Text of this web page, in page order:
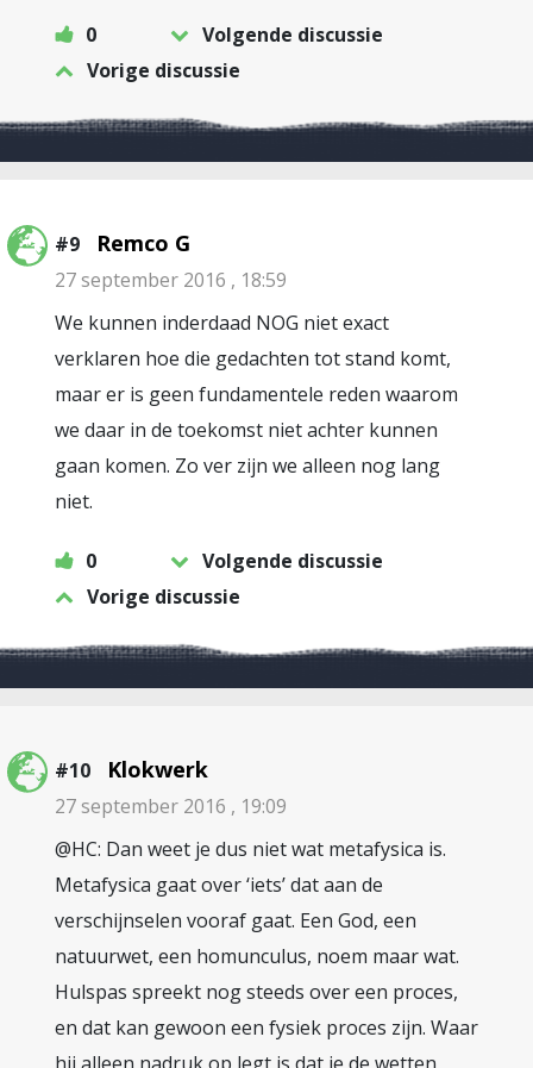
0
Volgende discussie
Vorige discussie
#9 Remco G
27 september 2016 , 18:59
We kunnen inderdaad NOG niet exact
verklaren hoe die gedachten tot stand komt,
maar er is geen fundamentele reden waarom
we daar in de toekomst niet achter kunnen
gaan komen. Zo ver zijn we alleen nog lang
niet.
0
Volgende discussie
Vorige discussie
#10 Klokwerk
27 september 2016 , 19:09
@HC: Dan weet je dus niet wat metafysica is.
Metafysica gaat over ‘iets’ dat aan de
verschijnselen vooraf gaat. Een God, een
natuurwet, een homunculus, noem maar wat.
Hulspas spreekt nog steeds over een proces,
en dat kan gewoon een fysiek proces zijn. Waar